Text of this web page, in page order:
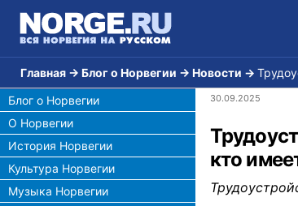
Главная → Блог о Норвегии → Новости →
Блог о Норвегии
О Норвегии
История Норвегии
Культура Норвегии
Музыка Норвегии
30.09.2025
кто